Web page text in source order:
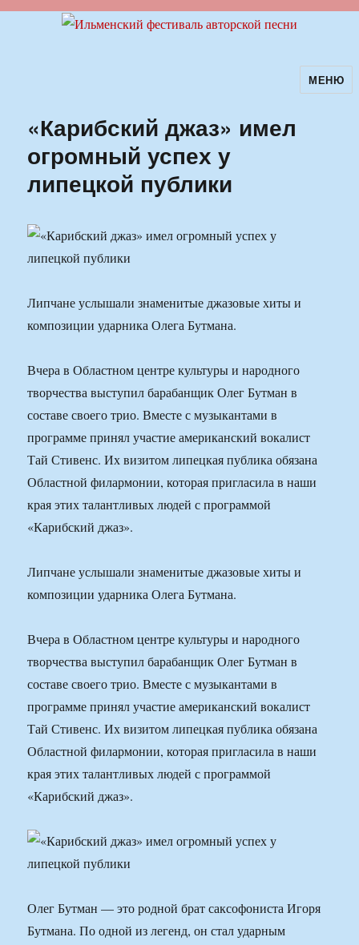
Ильменский фестиваль авторскойМЕНЮ
«Карибский джаз» имел
огромный успех у
липецкой публики
Липчане услышали знаменитые джазовые хиты и
композиции ударника Олега Бутмана.
Вчера в Областном центре культуры и народного
творчества выступил барабанщик Олег Бутман в
составе своего трио. Вместе с музыкантами в
программе принял участие американский вокалист
Тай Стивенс. Их визитом липецкая публика обязана
Областной филармонии, которая пригласила в наши
края этих талантливых людей с программой
«Карибский джаз».
Липчане услышали знаменитые джазовые хиты и
композиции ударника Олега Бутмана.
Вчера в Областном центре культуры и народного
творчества выступил барабанщик Олег Бутман в
составе своего трио. Вместе с музыкантами в
программе принял участие американский вокалист
Тай Стивенс. Их визитом липецкая публика обязана
Областной филармонии, которая пригласила в наши
края этих талантливых людей с программой
«Карибский джаз».
Олег Бутман — это родной брат саксофониста Игоря
Бутмана. По одной из легенд, он стал ударным